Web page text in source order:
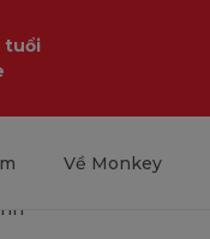
tuổi
Về Monkey